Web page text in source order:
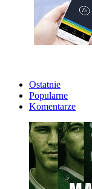
Ostatnie
Popularne
Komentarze